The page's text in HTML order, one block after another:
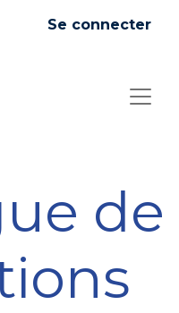
Se connecter
de